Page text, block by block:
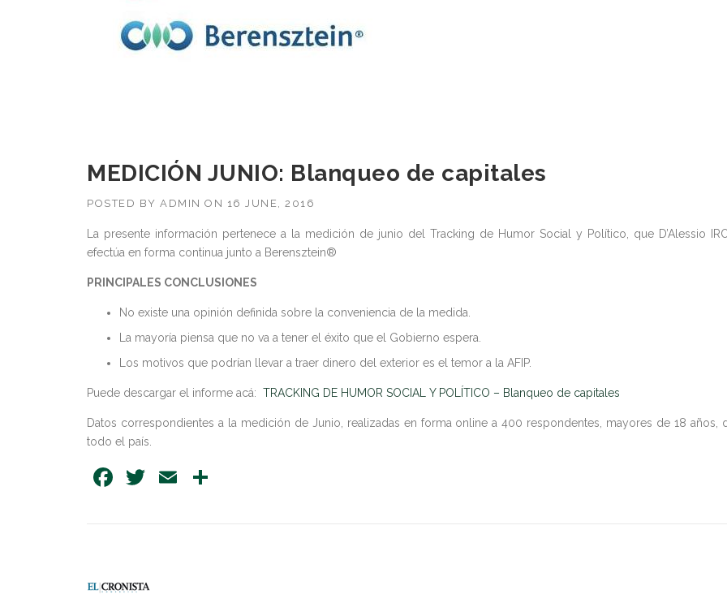
MEDICIÓN JUNIO: Blanqueo de capitales
POSTED BY ADMIN ON 16 JUNE, 2016
La presente información pertenece a la medición de junio del Tracking de Humor Social y Político, que D’Alessio
efectúa en forma continua junto a Berensztein®
PRINCIPALES CONCLUSIONES
No existe una opinión definida sobre la conveniencia de la medida.
La mayoría piensa que no va a tener el éxito que el Gobierno espera.
Los motivos que podrían llevar a traer dinero del exterior es el temor a la AFIP.
Puede descargar el informe acá: TRACKING DE HUMOR SOCIAL Y POLÍTICO – Blanqueo de capitales
Datos correspondientes a la medición de Junio, realizadas en forma online a 400 respondentes, mayores de 18 años,
todo el país.
Facebook
Twitter
Email